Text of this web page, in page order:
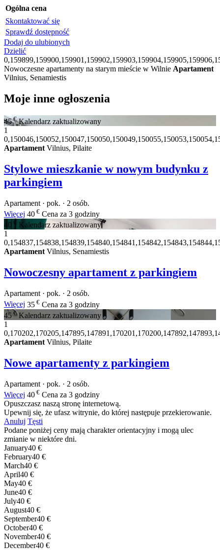
Ogólna cena
Skontaktować się
Sprawdź dostępność
Dodaj do ulubionych
Dzielić
Nowoczesne apartamenty na starym mieście w Wilnie Apartament
Vilnius, Senamiestis
Moje inne ogłoszenia
45€ Kalendarz zaktualizowany
1
Apartament Vilnius, Pilaite
Stylowe mieszkanie w nowym budynku z
parkingiem
Apartament · pok. · 2 osób.
Więcej 40 € Cena za 3 godziny
40 € Kalendarz zaktualizowany
1
Apartament Vilnius, Senamiestis
Nowoczesny apartament z parkingiem
Apartament · pok. · 2 osób.
Więcej 35 € Cena za 3 godziny
45€ Kalendarz zaktualizowany
1
Apartament Vilnius, Pilaite
Nowe apartamenty z parkingiem
Apartament · pok. · 2 osób.
Więcej 40 € Cena za 3 godziny
Opuszczasz naszą stronę internetową.
Upewnij się, że ufasz witrynie, do której następuje przekierowanie.
Anuluj Tęsti
Podane poniżej ceny mają charakter orientacyjny i mogą ulec
zmianie w niektóre dni.
January40 €
February40 €
March40 €
April40 €
May40 €
June40 €
July40 €
August40 €
September40 €
October40 €
November40 €
December40 €